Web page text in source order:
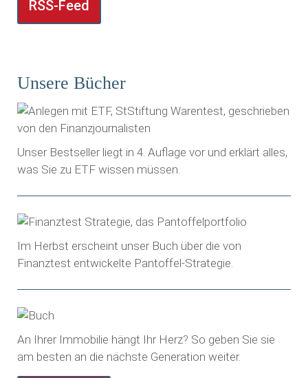
RSS-Feed
Unsere Bücher
Unser Bestseller liegt in 4. Auflage vor und erklärt alles,
was Sie zu ETF wissen müssen.
Im Herbst erscheint unser Buch über die von
Finanztest entwickelte Pantoffel-Strategie.
An Ihrer Immobilie hängt Ihr Herz? So geben Sie sie
am besten an die nächste Generation weiter.